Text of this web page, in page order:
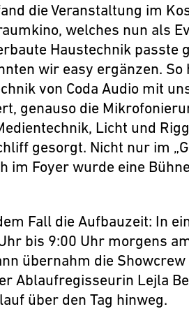
die Veranstaltung im
welches nun als
Haustechnik passte
wir easy ergänzen. So
von Coda Audio mit
genauso die
Licht und
gesorgt. Nicht nur im
im Foyer wurde eine
Fall die Aufbauzeit: In
bis 9:00 Uhr morgens
übernahm die
Ablaufregisseurin Lejla
über den Tag hinweg.